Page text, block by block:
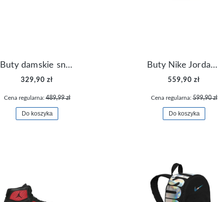
Buty damskie sneakersy Nike M2K Tekno AO3108-006
329,90 zł
Cena regularna:489,99 zł
Do koszyka
Buty Nike Jordan Flight Origin 4 921196-100
559,90 zł
Cena regularna:599,90 zł
Do koszyka